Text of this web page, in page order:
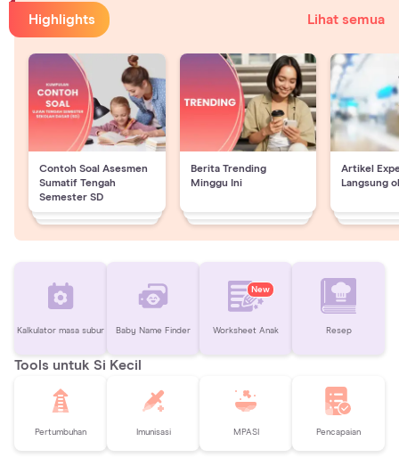
Highlights Lihat semua
Contoh Soal Asesmen
Sumatif Tengah
Semester SD
Berita Trending
Minggu Ini
Artikel
Langsung
Kalkulator masa subur Baby Name Finder
New
Worksheet Anak Resep
Tools untuk Si Kecil
Pertumbuhan Imunisasi MPASI Pencapaian